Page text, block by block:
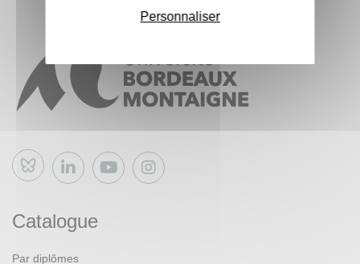
Bluesky
Catalogue
Par diplômes
Personnaliser